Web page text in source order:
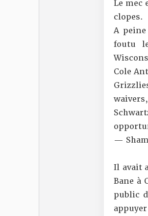
Le mec
clopes.
A
foutu
Cole
—
Il avait
Bane à
public